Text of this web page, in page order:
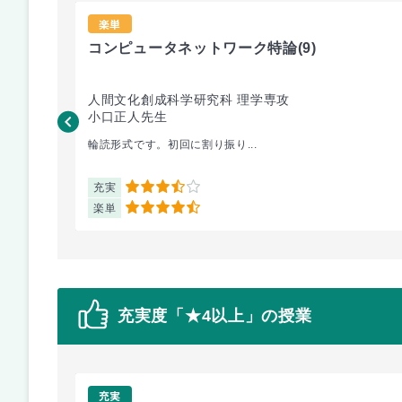
楽単
コンピュータネットワーク特論(9)
人間文化創成科学研究科 理学専攻
小口正人先生
輪読形式です。初回に割り振り...
充実 3.5
楽単 4.5
充実度「★4以上」の授業
充実